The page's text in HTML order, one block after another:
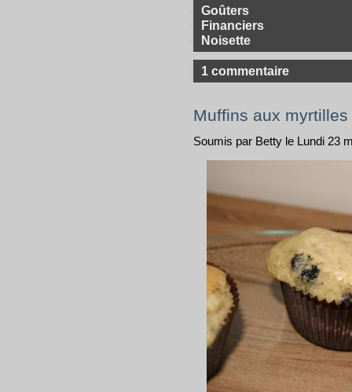
Goûters
Financiers
Noisette
1 commentaire
Muffins aux
Soumis par Betty le Lundi 23